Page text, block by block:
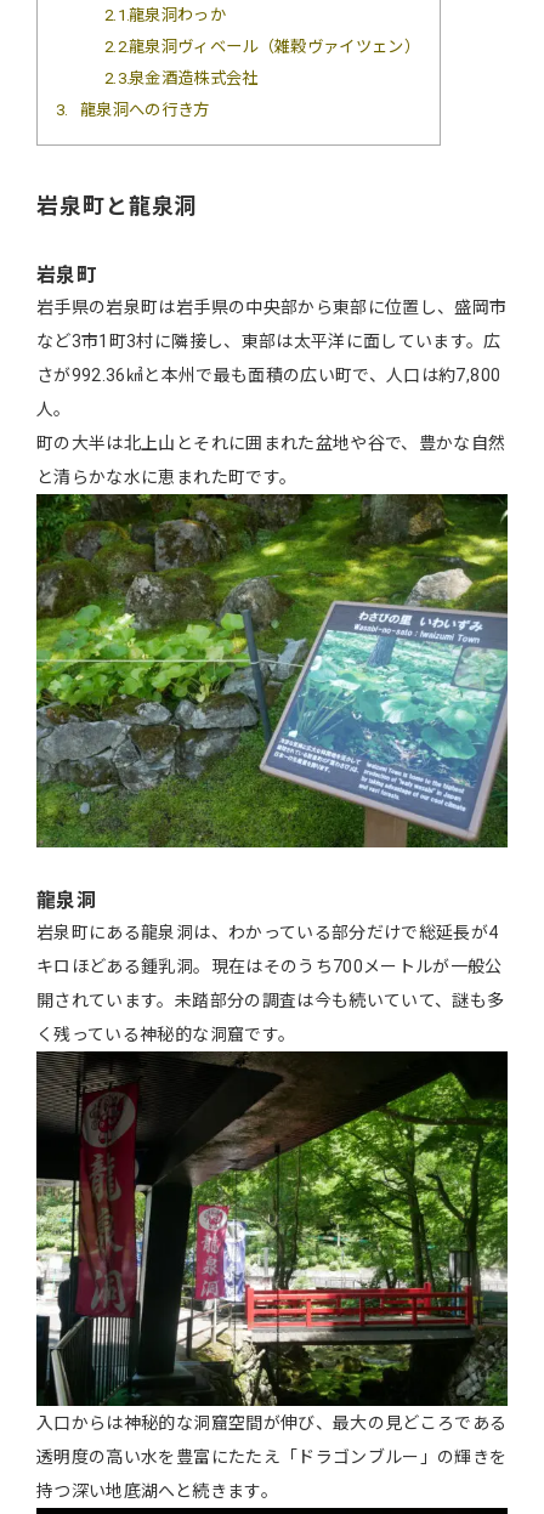
2.1 龍泉洞わっか
2.2龍泉洞ヴィベール（雑穀ヴァイツェン）
2.3泉金酒造株式会社
3
龍泉洞への行き方
岩泉町と龍泉洞
岩泉町
岩手県の岩泉町は岩手県の中央部から東部に位置し、盛岡市
など3市1町3村に隣接し、東部は太平洋に面しています。広
さが992.36㎢と本州で最も面積の広い町で、人口は約7,800
人。
町の大半は北上山とそれに囲まれた盆地や谷で、豊かな自然
と清らかな水に恵まれた町です。
龍泉洞
岩泉町にある龍泉洞は、わかっている部分だけで総延長が4
キロほどある鍾乳洞。現在はそのうち700メートルが一般公
開されています。未踏部分の調査は今も続いていて、謎も多
く残っている神秘的な洞窟です。
入口からは神秘的な洞窟空間が伸び、最大の見どころである
透明度の高い水を豊富にたたえ「ドラゴンブルー」の輝きを
持つ深い地底湖へと続きます。